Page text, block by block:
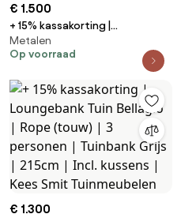
€ 1.500
+ 15% kassakorting |
Loungebank Tuin Bellagio |
Aluminium | Tuinbank Grijs | Kees
Metalen
Op voorraad
€ 1.300